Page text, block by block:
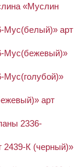
«Муслин
Мус(белый)» арт
Мус(бежевый)»
Мус(голубой)»
арт
2336-
2439-К (черный)»